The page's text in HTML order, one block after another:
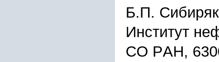
Б.П.
Инcтитут
CО PАН,